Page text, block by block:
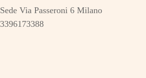
Sede Via Passeroni 6 Milano
3396173388